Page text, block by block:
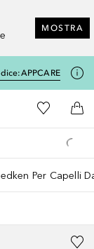
MOSTRA
APPCARE
HomeAlla Mia
Al
Per Capelli